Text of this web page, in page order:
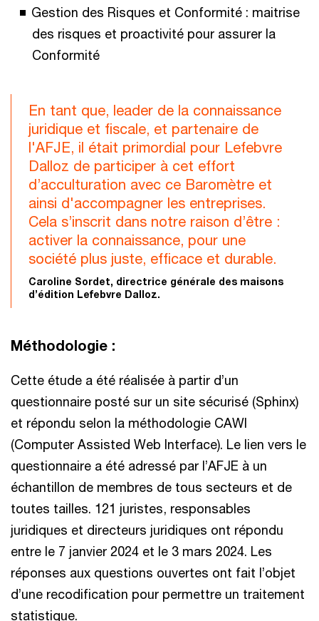
Gestion des Risques et Conformité : maitrise
des risques et proactivité pour assurer la
Conformité
En tant que, leader de la connaissance
juridique et fiscale, et partenaire de
l'AFJE, il était primordial pour Lefebvre
Dalloz de participer à cet effort
d’acculturation avec ce Baromètre et
ainsi d'accompagner les entreprises.
Cela s’inscrit dans notre raison d’être :
activer la connaissance, pour une
société plus juste, efficace et durable.
Caroline Sordet, directrice générale des maisons
d’édition Lefebvre Dalloz.
Méthodologie :
Cette étude a été réalisée à partir d’un
questionnaire posté sur un site sécurisé (Sphinx)
et répondu selon la méthodologie CAWI
(Computer Assisted Web Interface). Le lien vers le
questionnaire a été adressé par l’AFJE à un
échantillon de membres de tous secteurs et de
toutes tailles. 121 juristes, responsables
juridiques et directeurs juridiques ont répondu
entre le 7 janvier 2024 et le 3 mars 2024. Les
réponses aux questions ouvertes ont fait l’objet
d’une recodification pour permettre un traitement
statistique.